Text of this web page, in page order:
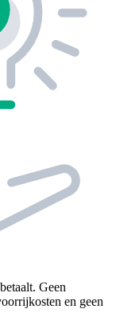
Geen
en geen